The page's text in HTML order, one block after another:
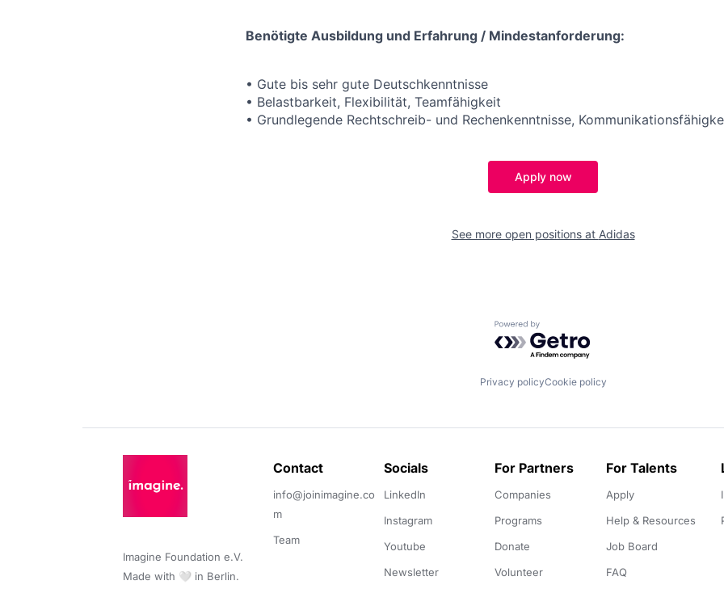
Benötigte Ausbildung und Erfahrung / Mindestanforderung:
• Gute bis sehr gute Deutschkenntnisse
• Belastbarkeit, Flexibilität, Teamfähigkeit
• Grundlegende Rechtschreib- und Rechenkenntnisse,
Apply now
See more open positions at Adidas
Powered by Getro.com
Privacy policyCookie policy
Imagine Foundation e.V.
Made with 🤍 in Berlin.
Contact
info@joinimagine.co
m
Team
Socials
LinkedIn
Instagram
Youtube
Newsletter
For Partners
Companies
Programs
Donate
Volunteer
For Talents
Apply
Help & Resources
Job Board
FAQ